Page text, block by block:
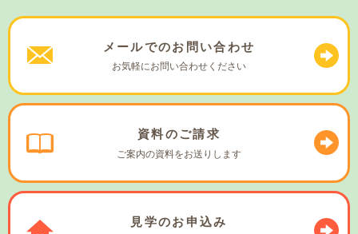
メールでのお問い合わせ
お気軽にお問い合わせください
資料のご請求
ご案内の資料をお送りします
見学のお申込み